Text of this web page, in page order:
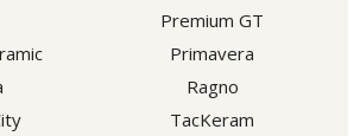
Premium GT
Primavera
Ragno
TacKeram